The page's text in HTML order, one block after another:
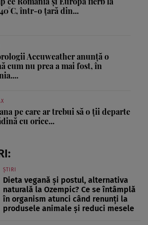
într-o țară din...
Accuweather anunță o
cum nu prea a mai fost, în
pe care ar trebui să o ții departe
cu orice...
ȘTIRI
Dieta vegană și postul, alternativa
naturală la Ozempic? Ce se întâmplă
în organism atunci când renunți la
produsele animale și reduci mesele